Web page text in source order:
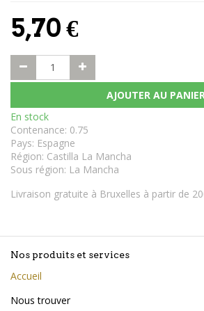
5,70€
AJOUTER AU
En stock
Contenance: 0.75
Pays: Espagne
Région: Castilla La Mancha
Sous région: La Mancha
Livraison gratuite à Bruxelles à partir de
Nos produits et services
Accueil
Nous trouver